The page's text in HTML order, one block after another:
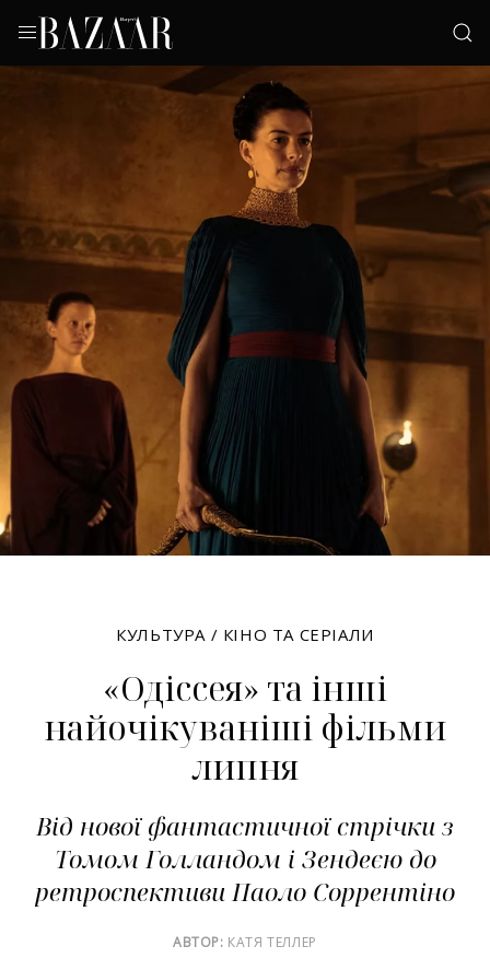
КУЛЬТУРА / КІНО ТА СЕРІАЛИ
«Одіссея» та інші
найочікуваніші фільми
липня
Від нової фантастичної стрічки з
Томом Голландом і Зендеєю до
ретроспективи Паоло Соррентіно
АВТОР: КАТЯ ТЕЛЛЕР